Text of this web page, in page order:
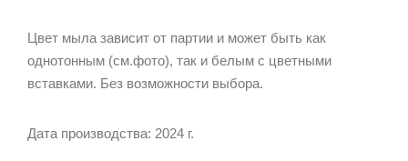
Цвет мыла зависит от партии и может быть как
однотонным (см.фото), так и белым с цветными
вставками. Без возможности выбора.
Дата производства: 2024 г.